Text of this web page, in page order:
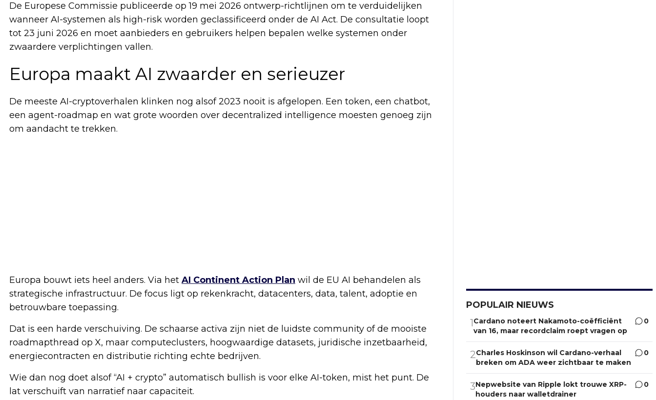
De Europese Commissie publiceerde op 19 mei 2026 ontwerp-richtlijnen om te verduidelijken
wanneer AI-systemen als high-risk worden geclassificeerd onder de AI Act. De consultatie loopt
tot 23 juni 2026 en moet aanbieders en gebruikers helpen bepalen welke systemen onder
zwaardere verplichtingen vallen.
Europa maakt AI zwaarder en serieuzer
De meeste AI-cryptoverhalen klinken nog alsof 2023 nooit is afgelopen. Een token, een chatbot,
een agent-roadmap en wat grote woorden over decentralized intelligence moesten genoeg zijn
om aandacht te trekken.
Europa bouwt iets heel anders. Via het AI Continent Action Plan wil de EU AI behandelen als
strategische infrastructuur. De focus ligt op rekenkracht, datacenters, data, talent, adoptie en
betrouwbare toepassing.
Dat is een harde verschuiving. De schaarse activa zijn niet de luidste community of de mooiste
roadmapthread op X, maar computeclusters, hoogwaardige datasets, juridische inzetbaarheid,
energiecontracten en distributie richting echte bedrijven.
Wie dan nog doet alsof “AI + crypto” automatisch bullish is voor elke AI-token, mist het punt. De
lat verschuift van narratief naar capaciteit.
POPULAIR NIEUWS
1Cardano noteert Nakamoto-coëfficiënt
van 16, maar recordclaim roept vragen op
0
2Charles Hoskinson wil Cardano-verhaal
breken om ADA weer zichtbaar te maken
0
3Nepwebsite van Ripple lokt trouwe XRP-
houders naar walletdrainer
0